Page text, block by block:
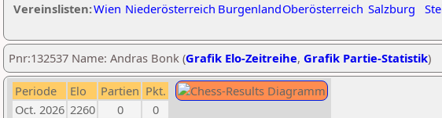
Vereinslisten:Wien Niederösterreich BurgenlandOberösterreich Salzburg
Pnr:132537 Name: Andras Bonk (Grafik Elo-Zeitreihe, Grafik Partie-Statistik)
Periode Elo Partien Pkt.
Oct. 2026 2260 0
0